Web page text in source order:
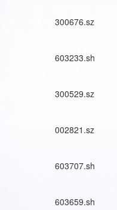
300676.sz
603233.sh
300529.sz
002821.sz
603707.sh
603659.sh